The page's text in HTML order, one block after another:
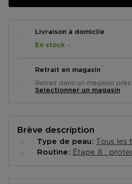
Livraison à domicile
En stock -
Retrait en magasin
Retrait dans un magasin près
Selectionner un magasin
Brève description
Type de peau Tous les
Routine Étape 8 :